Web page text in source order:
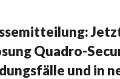
Quadro-
und in